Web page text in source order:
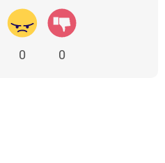
0 0